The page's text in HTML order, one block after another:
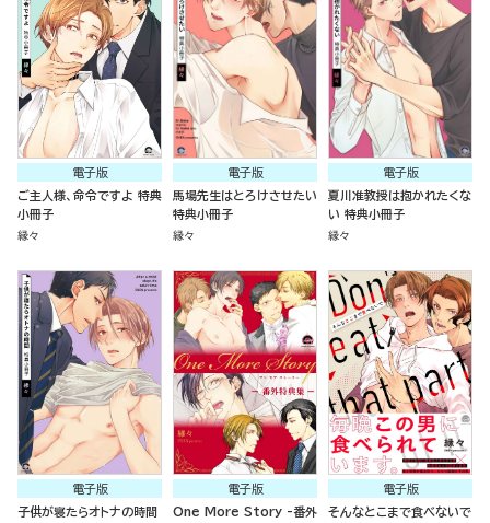
電子版
ご主人様、命令ですよ 特典
小冊子
縁々
電子版
馬場先生はとろけさせたい
特典小冊子
縁々
電子版
夏川准教授は抱かれたくな
い 特典小冊子
縁々
電子版
子供が寝たらオトナの時間
電子版
One More Story -番外
電子版
そんなとこまで食べないで